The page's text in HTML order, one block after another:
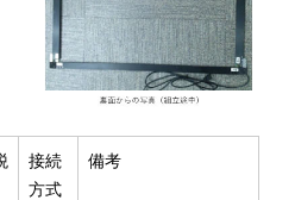
接続
方式
備考